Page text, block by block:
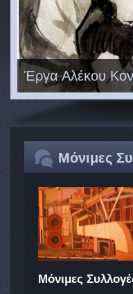
Έργα Αλέκου
Μόνιμες
Μόνιμες